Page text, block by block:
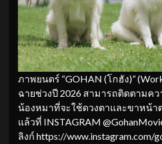
ภาพยนตร์ “GOHAN (โกฮัง)”
ฉายช่วงปี 2026 สามารถติดตามคว
น้องหมาที่จะใช้ดวงตาและขาหน้
แล้วที่ INSTAGRAM
ลิงก์ https://www.instagram.com/